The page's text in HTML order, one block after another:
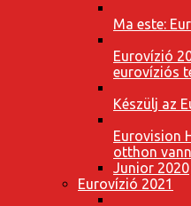
Ma este:
Eurovízió
eurovíziós
Készülj az
Eurovision
otthon
Junior 2020
Eurovízió 2021